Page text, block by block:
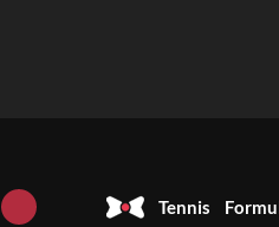
Tennis